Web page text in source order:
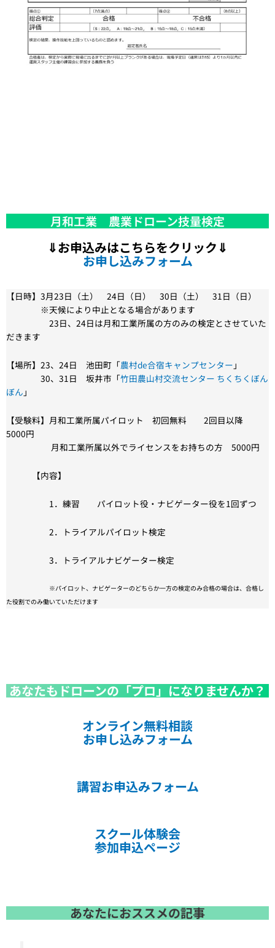
月和工業 農業ドローン技量検定
⇓お申込みはこちらをクリック⇓
お申し込みフォーム
【日時】3月23日（土） 24日（日） 30日（土） 31日（日）
※天候により中止となる場合があります
23日、24日は月和工業所属の方のみの検定とさせていた
だきます
【場所】23、24日 池田町「農村de合宿キャンプセンター 」
30、31日 坂井市「竹田農山村交流センター ちくちくぼん
ぼん 」
【受験料】月和工業所属パイロット 初回無料 2回目以降
5000円
月和工業所属以外でライセンスをお持ちの方 5000円
【内容】
1．練習 パイロット役・ナビゲーター役を1回ずつ
2．トライアルパイロット検定
3．トライアルナビゲーター検定
※パイロット、ナビゲーターのどちらか一方の検定のみ合格の場合は、合格し
た役割でのみ働いていただけます
あなたもドローンの「プロ」になりませんか？
オンライン無料相談
お申し込みフォーム
講習お申込みフォーム
スクール体験会
参加申込ページ
あなたにおススメの記事